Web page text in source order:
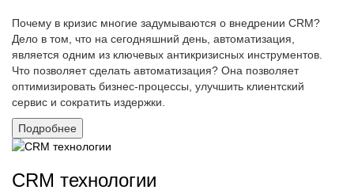
Почему в кризис многие задумываются о внедрении CRM?
Дело в том, что на сегодняшний день, автоматизация,
является одним из ключевых антикризисных инструментов.
Что позволяет сделать автоматизация? Она позволяет
оптимизировать бизнес-процессы, улучшить клиентский
сервис и сократить издержки.
Подробнее
CRM технологии